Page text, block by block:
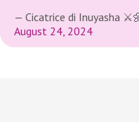
— Cicatrice di Inuyasha
August 24, 2024